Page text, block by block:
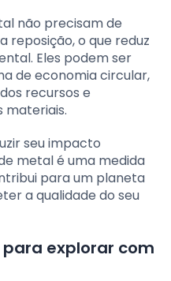
não precisam de
o que reduz
Eles podem ser
de economia circular,
recursos e
materiais.
seu impacto
metal é uma medida
para um planeta
a qualidade do seu
explorar com